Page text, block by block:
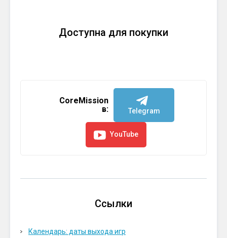
Доступна для покупки
CoreMission
в:
Telegram
YouTube
Ссылки
Календарь: даты выхода игр